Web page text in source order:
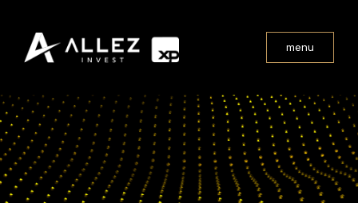
menu